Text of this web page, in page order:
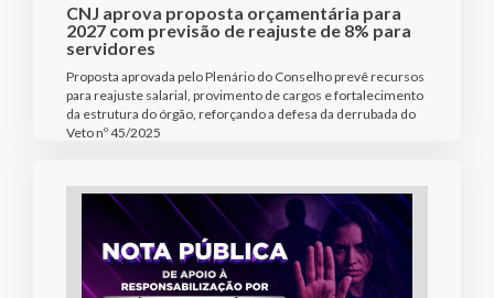
CNJ aprova proposta orçamentária para
2027 com previsão de reajuste de 8% para
servidores
Proposta aprovada pelo Plenário do Conselho prevê recursos
para reajuste salarial, provimento de cargos e fortalecimento
da estrutura do órgão, reforçando a defesa da derrubada do
Veto nº 45/2025